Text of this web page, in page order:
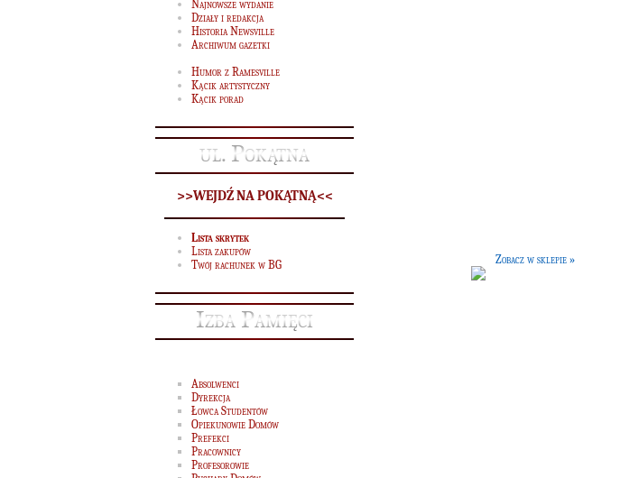
Najnowsze wydanie
Działy i redakcja
Historia Newsville
Archiwum gazetki
Humor z Ramesville
Kącik artystyczny
Kącik porad
ul. Pokątna
>>WEJDŹ NA POKĄTNĄ<<
Lista skrytek
Lista zakupów
Twój rachunek w BG
Izba Pamięci
Absolwenci
Dyrekcja
Łowca Studentów
Opiekunowie Domów
Prefekci
Pracownicy
Profesorowie
Zobacz w sklepie »